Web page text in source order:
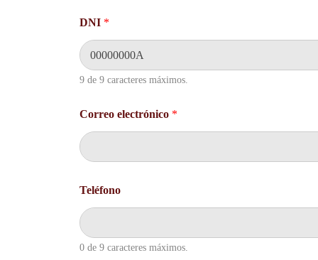
DNI *
9 de 9 caracteres máximos.
Correo electrónico *
o
r
e
o
Teléfono
0 de 9 caracteres máximos.